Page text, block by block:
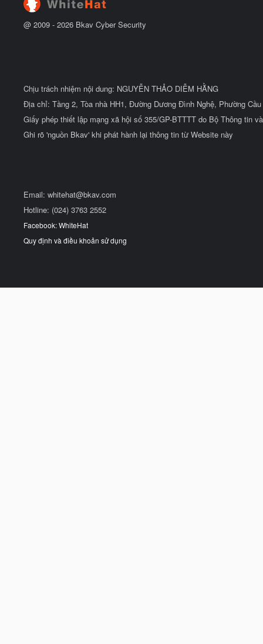
@ 2009 - 2026 Bkav Cyber Security
Chịu trách nhiệm nội dung: NGUYỄN THẢO DIỄM HẰNG
Địa chỉ: Tầng 2, Tòa nhà HH1, Đường Dương Đình Nghệ, Phường
Giấy phép thiết lập mạng xã hội số 355/GP-BTTTT do Bộ Thông tin
Ghi rõ 'nguồn Bkav' khi phát hành lại thông tin từ Website này
Email: whitehat@bkav.com
Hotline: (024) 3763 2552
Facebook: WhiteHat
Quy định và điều khoản sử dụng